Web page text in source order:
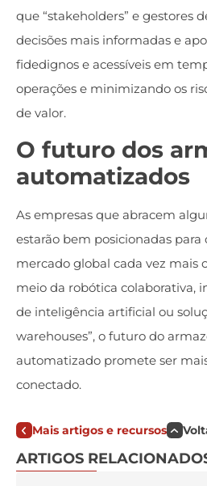
que “stakeholders” e gestores
decisões mais informadas e
fidedignos e acessíveis em
operações e minimizando os
de valor.
O futuro dos
automatizados
As empresas que abracem
estarão bem posicionadas
mercado global cada vez mais
meio da robótica colaborativa,
de inteligência artificial ou
warehouses”, o futuro do
automatizado promete ser
conectado.
Mais artigos e recursos
ARTIGOS